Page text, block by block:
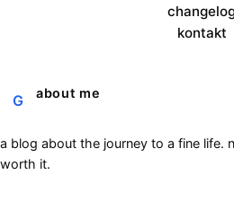
kontakt
G about me
a blog about the journey to a fine life.
worth it.